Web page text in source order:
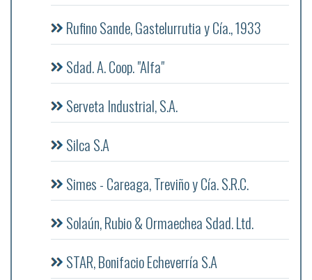
Rufino Sande, Gastelurrutia y Cía., 1933
Sdad. A. Coop. "Alfa"
Serveta Industrial, S.A.
Silca S.A
Simes - Careaga, Treviño y Cía. S.R.C.
Solaún, Rubio & Ormaechea Sdad. Ltd.
STAR, Bonifacio Echeverría S.A